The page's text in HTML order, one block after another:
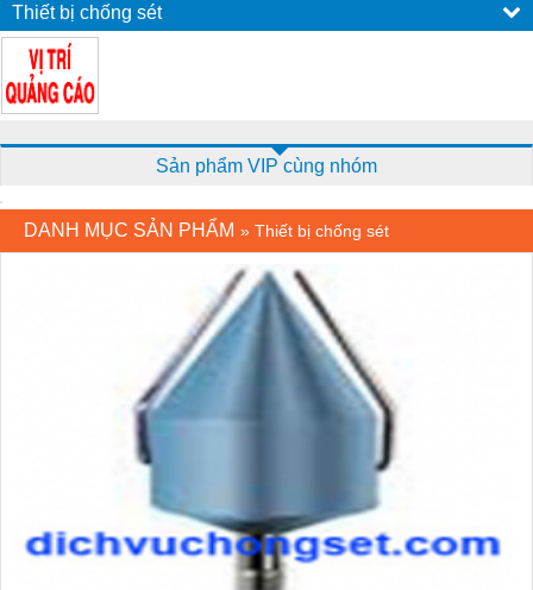
Thiết bị chống sét
Sản phẩm VIP cùng nhóm
DANH MỤC SẢN PHẨM » Thiết bị chống sét